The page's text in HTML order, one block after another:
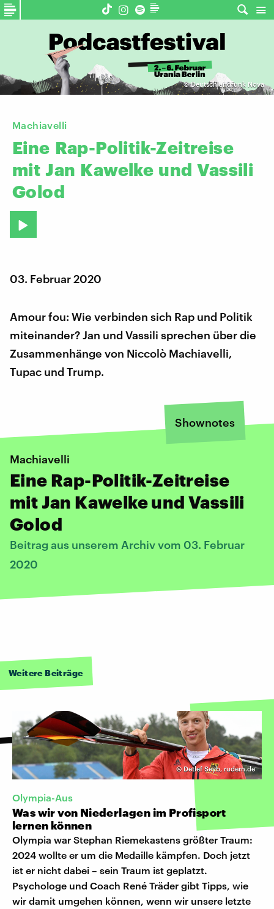
©Deutschlandfunk Nova
Machiavelli
Eine Rap-Politik-Zeitreise
mit Jan Kawelke und Vassili
Golod
03. Februar 2020
Amour fou: Wie verbinden sich Rap und Politik
miteinander? Jan und Vassili sprechen über die
Zusammenhänge von Niccolò Machiavelli,
Tupac und Trump.
Shownotes
Machiavelli
Eine Rap-Politik-Zeitreise
mit Jan Kawelke und Vassili
Golod
Beitrag aus unserem Archiv vom 03. Februar
2020
Weitere Beiträge
© Detlef Seyb, rudern.de
Olympia-Aus
Was wir von Niederlagen im Profisport
lernen können
Olympia war Stephan Riemekastens größter Traum:
2024 wollte er um die Medaille kämpfen. Doch jetzt
ist er nicht dabei – sein Traum ist geplatzt.
Psychologe und Coach René Träder gibt Tipps, wie
wir damit umgehen können, wenn wir unsere letzte